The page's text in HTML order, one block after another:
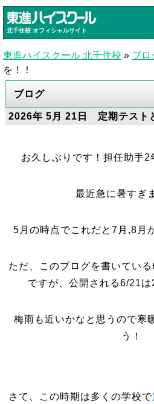
北千住校 オフィシャルサイト
東進ハイスクール 北千住校 » ブロ
を！！
ブログ
2026年 5月 21日 定期テスト
お久しぶりです！ 担任助手2
最近急に暑すぎ
5月の時点でこれだと7月,8月
ただ、このブログを書いてい
ですが、公開される6/21は
梅雨も近いかなと思うので寒
う！
さて、この時期は多くの学校で